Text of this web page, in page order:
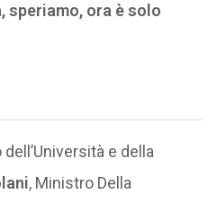
speriamo, ora è solo
e della
, Ministro Della